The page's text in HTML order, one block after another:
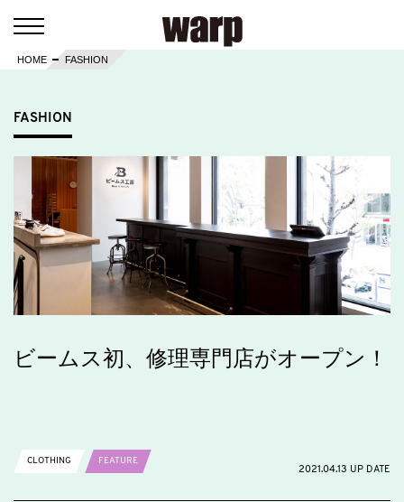
HOME FASHION
FASHION
ビームス初、修理専門店がオープン！
CLOTHING
FEATURE
2021.04.13 UP DATE